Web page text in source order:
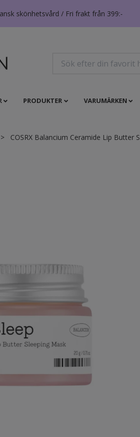
skönhetsvård / Fri frakt från 399:-
PRODUKTER VARUMÄRKEN
COSRX Balancium Ceramide Lip Butter